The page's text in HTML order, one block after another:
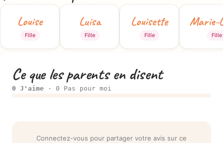
Louise
Fille
Luisa
Fille
Louisette
Fille
Marie-
Fille
Ce que les parents en disent
0 J'aime · 0 Pas pour moi
Connectez-vous pour partager votre avis sur ce